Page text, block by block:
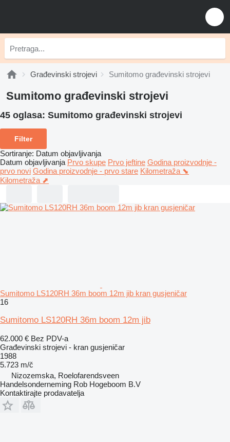
Građevinski strojevi Sumitomo građevinski strojevi
Sumitomo građevinski strojevi
45 oglasa: Sumitomo građevinski strojevi
Filter
Sortiranje: Datum objavljivanja
Datum objavljivanja Prvo skupe Prvo jeftine Godina proizvodnje -
prvo novi Godina proizvodnje - prvo stare Kilometraža ⬊
Kilometraža ⬈
Sumitomo LS120RH 36m boom 12m jib kran gusjeničar
16
Sumitomo LS120RH 36m boom 12m jib
62.000 € Bez PDV-a
Građevinski strojevi - kran gusjeničar
1988
5.723 m/č
Nizozemska, Roelofarendsveen
Handelsonderneming Rob Hogeboom B.V
Kontaktirajte prodavatelja